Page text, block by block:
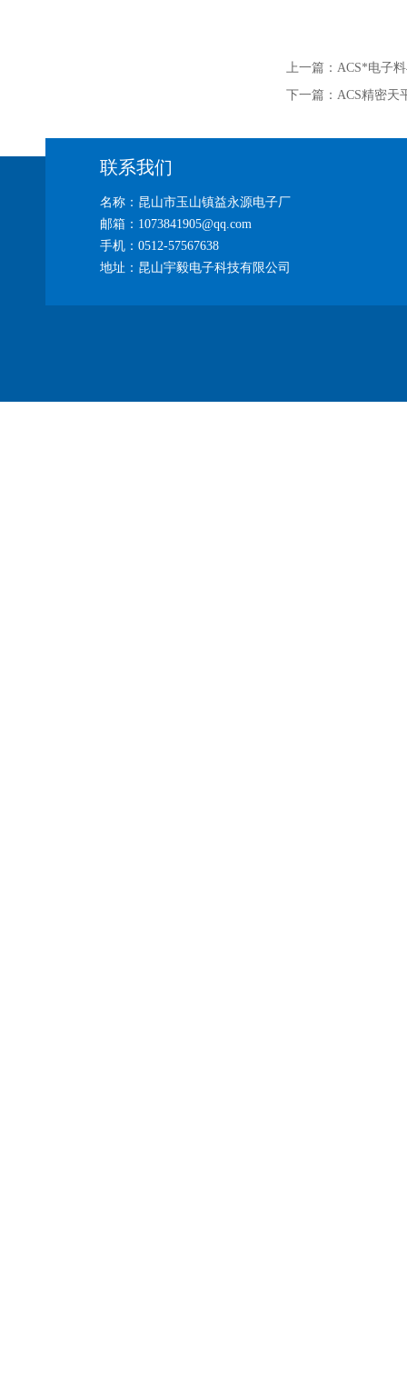
上一篇： ACS*电子
下一篇： ACS精密天
联系我们
名称：昆山市玉山镇益永源电子厂
邮箱：1073841905@qq.com
手机：0512-57567638
地址：昆山宇毅电子科技有限公司